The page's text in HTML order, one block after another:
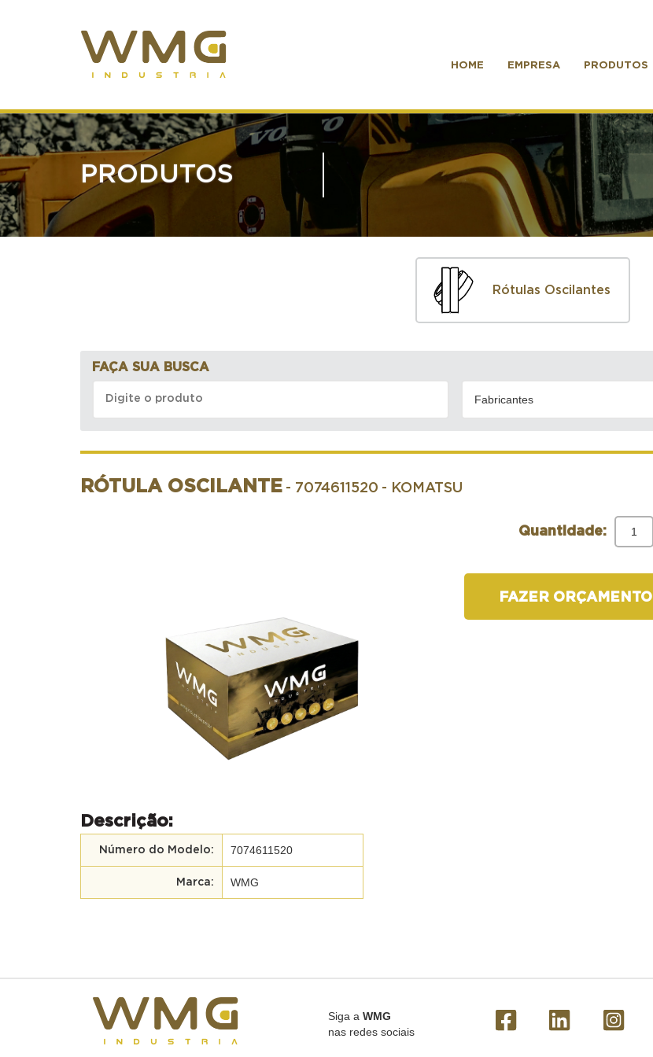
HOME EMPRESA PRODUTOS
PRODUTOS
Rótulas Oscilantes
FAÇA SUA BUSCA
Fabricantes
RÓTULA OSCILANTE - 7074611520 - KOMATSU
Quantidade:
FAZER ORÇAMENTO
Descrição:
Número do Modelo: 7074611520
Marca: WMG
Siga a WMG
nas redes sociais